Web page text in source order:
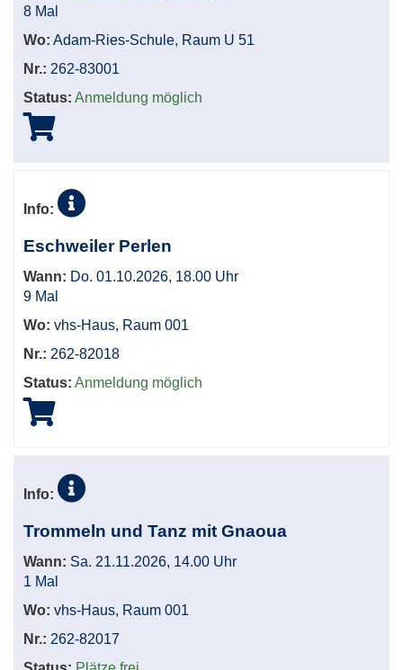
8 Mal
Wo: Adam-Ries-Schule, Raum U 51
Nr.: 262-83001
Status: Anmeldung möglich
Info:
Eschweiler Perlen
Wann: Do. 01.10.2026, 18.00 Uhr
9 Mal
Wo: vhs-Haus, Raum 001
Nr.: 262-82018
Status: Anmeldung möglich
Info:
Trommeln und Tanz mit Gnaoua
Wann: Sa. 21.11.2026, 14.00 Uhr
1 Mal
Wo: vhs-Haus, Raum 001
Nr.: 262-82017